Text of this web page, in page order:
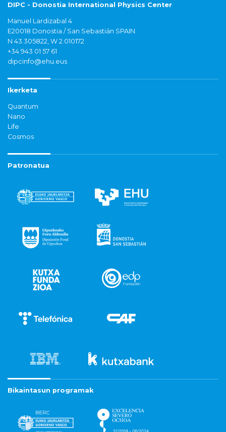
DIPC - Donostia International Physics Center
Manuel Lardizabal 4
E20018 Donostia / San Sebastián SPAIN
N 43.305822, W 2.010172
+34 943 01 57 61
dipcinfo@ehu.eus
Ikerketa
Quantum
Nano
Life
Cosmos
Patronatua
Bikaintasun programak